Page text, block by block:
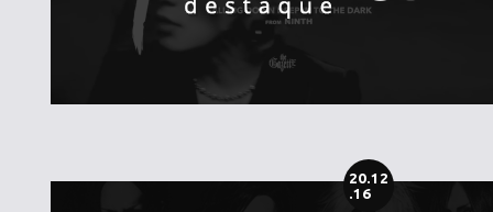
20.12
.16